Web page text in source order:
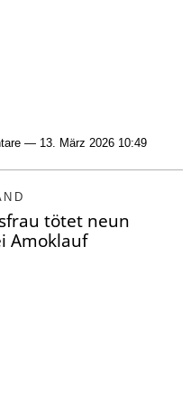
— 13. März 2026 10:49
tötet neun
Amoklauf